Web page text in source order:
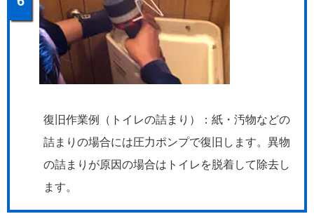
復旧作業例（トイレの詰まり）：紙・汚物などの
詰まりの場合には圧力ポンプで復旧します。異物
の詰まりが原因の場合はトイレを脱着して除去し
ます。